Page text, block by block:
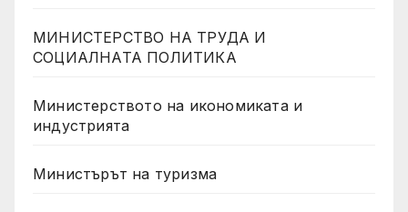
МИНИСТЕРСТВО НА ТРУДА И
СОЦИАЛНАТА ПОЛИТИКА
Министерството на икономиката и
индустрията
Министърът на туризма